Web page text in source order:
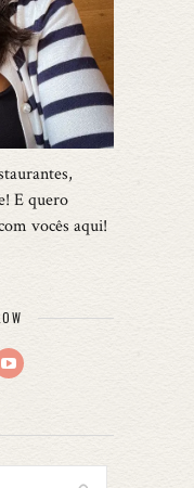
E quero
vocês aqui!